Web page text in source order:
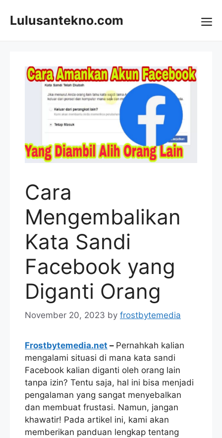
Lulusantekno.com
Cara
Mengembalikan
Kata Sandi
Facebook yang
Diganti Orang
November 20, 2023 by frostbytemedia
Frostbytemedia.net – Pernahkah kalian
mengalami situasi di mana kata sandi
Facebook kalian diganti oleh orang lain
tanpa izin? Tentu saja, hal ini bisa menjadi
pengalaman yang sangat menyebalkan
dan membuat frustasi. Namun, jangan
khawatir! Pada artikel ini, kami akan
memberikan panduan lengkap tentang